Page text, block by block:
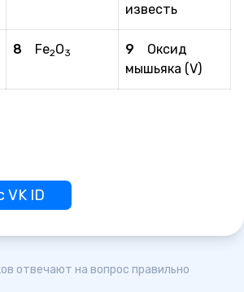
известь
8 Fe2O3 9
Оксид
мышьяка (V)
VK ID
отвечают на вопрос правильно